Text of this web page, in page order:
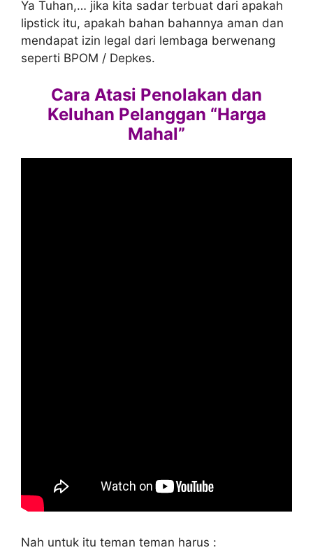
Ya Tuhan,… jika kita sadar terbuat dari apakah
lipstick itu, apakah bahan bahannya aman dan
mendapat izin legal dari lembaga berwenang
seperti BPOM / Depkes.
Cara Atasi Penolakan dan
Keluhan Pelanggan “Harga
Mahal”
Nah untuk itu teman teman harus :